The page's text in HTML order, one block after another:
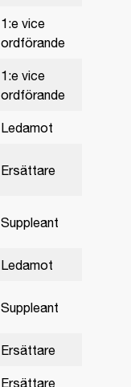
1:e vice
ordförande
1:e vice
ordförande
Ledamot
Ersättare
Suppleant
Ledamot
Suppleant
Ersättare
Ersättare